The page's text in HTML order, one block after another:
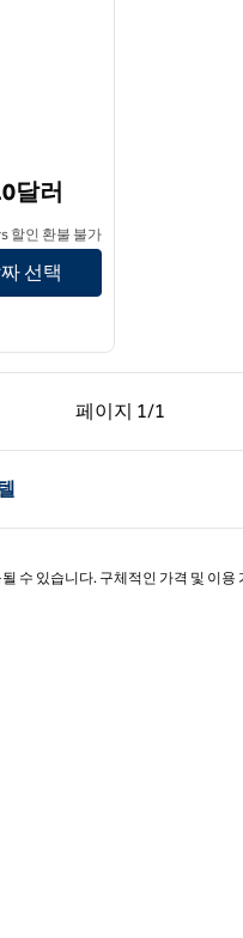
달러
할인 환불 불가
선택
페이지 1/1
이전 페이지, 1/1
페이지 1/1
수 있습니다. 구체적인 가격 및 이